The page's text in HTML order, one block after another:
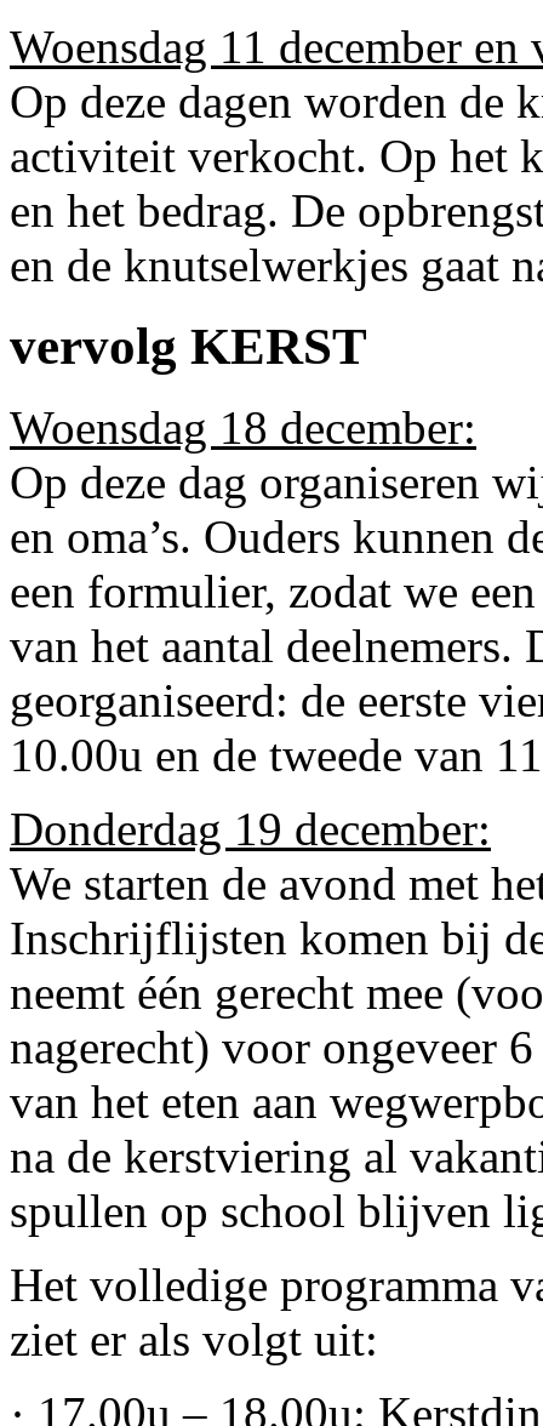
Woensdag 11 december
Op deze dagen worden de
activiteit verkocht. Op het
en het bedrag. De
en de knutselwerkjes gaat
vervolg KERST
Woensdag 18 december:
Op deze dag organiseren
en oma’s. Ouders kunnen
een formulier, zodat we
van het aantal
georganiseerd: de eerste
10.00u en de tweede van
Donderdag 19 december:
We starten de avond met
Inschrijflijsten komen bij
neemt één gerecht mee
nagerecht) voor ongeveer
van het eten aan
na de kerstviering al
spullen op school blijven
Het volledige programma
ziet er als volgt uit:
· 17.00u – 18.00u: